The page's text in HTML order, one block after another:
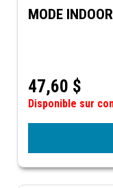
MODE
47,60 $
Disponible sur